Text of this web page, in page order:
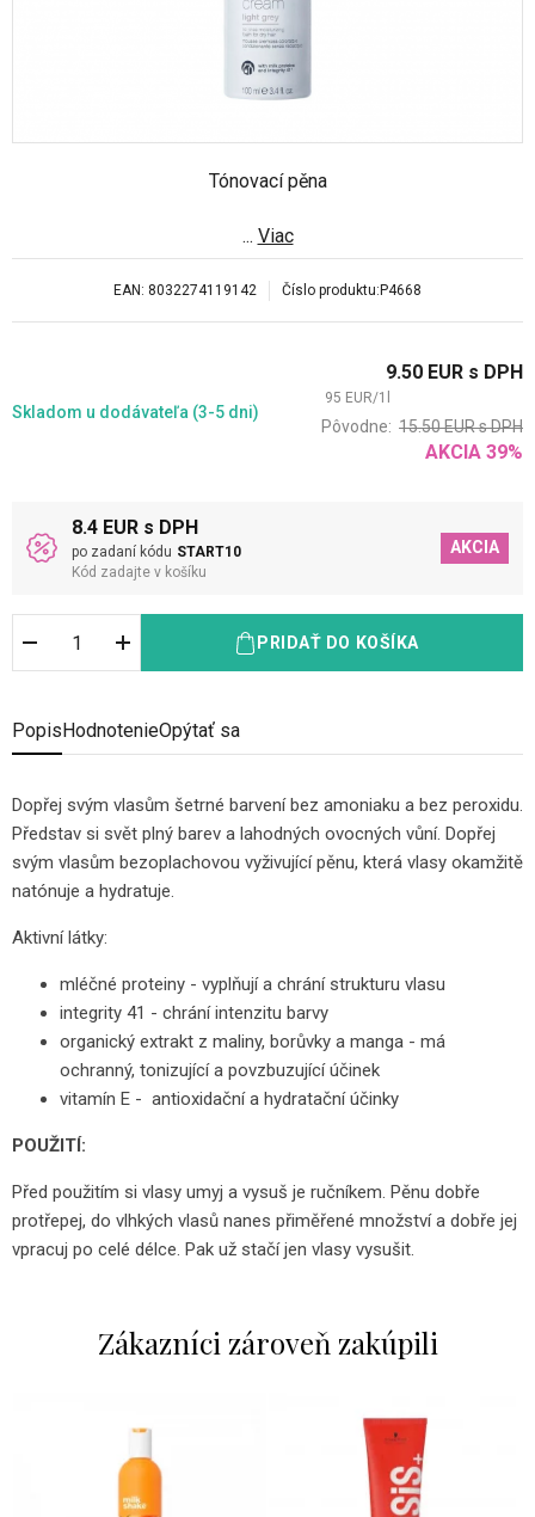
Tónovací pěna
... Viac
EAN: 8032274119142 Číslo produktu: P4668
Skladom u dodávateľa (3-5 dni)
9.50 EUR s DPH
95 EUR/1
Pôvodne: 15.50EURs DPH
AKCIA 39%
8.4 EUR s DPH
po zadaní kódu START10
Kód zadajte v košíku
AKCIA
PRIDAŤ DO KOŠÍKA
Popis HodnotenieOpýtať sa
Dopřej svým vlasům šetrné barvení bez amoniaku a bez peroxidu.
Představ si svět plný barev a lahodných ovocných vůní. Dopřej
svým vlasům bezoplachovou vyživující pěnu, která vlasy okamžitě
natónuje a hydratuje.
Aktivní látky:
mléčné proteiny - vyplňují a chrání strukturu vlasu
integrity 41 - chrání intenzitu barvy
organický extrakt z maliny, borůvky a manga - má
ochranný, tonizující a povzbuzující účinek
vitamín E - antioxidační a hydratační účinky
POUŽITÍ:
Před použitím si vlasy umyj a vysuš je ručníkem. Pěnu dobře
protřepej, do vlhkých vlasů nanes přiměřené množství a dobře jej
vpracuj po celé délce. Pak už stačí jen vlasy vysušit.
Zákazníci zároveň zakúpili